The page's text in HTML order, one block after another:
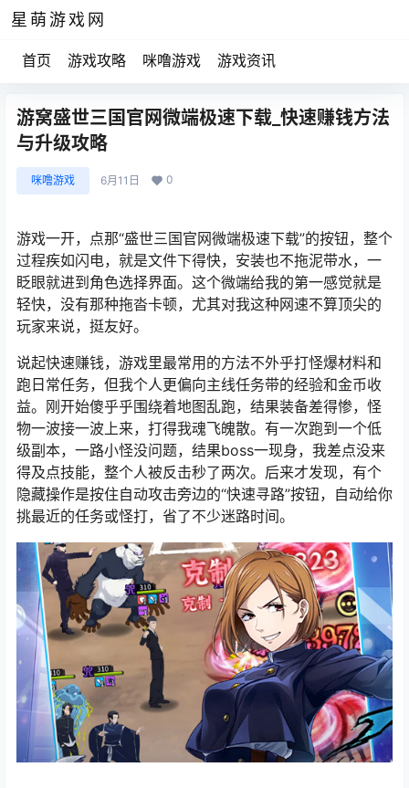
星萌游戏网
首页 游戏攻略 咪噜游戏 游戏资讯
游窝盛世三国官网微端极速下载_快速赚钱方法
与升级攻略
咪噜游戏 6月11日 0
游戏一开，点那“盛世三国官网微端极速下载”的按钮，整个
过程疾如闪电，就是文件下得快，安装也不拖泥带水，一
眨眼就进到角色选择界面。这个微端给我的第一感觉就是
轻快，没有那种拖沓卡顿，尤其对我这种网速不算顶尖的
玩家来说，挺友好。
说起快速赚钱，游戏里最常用的方法不外乎打怪爆材料和
跑日常任务，但我个人更偏向主线任务带的经验和金币收
益。刚开始傻乎乎围绕着地图乱跑，结果装备差得惨，怪
物一波接一波上来，打得我魂飞魄散。有一次跑到一个低
级副本，一路小怪没问题，结果boss一现身，我差点没来
得及点技能，整个人被反击秒了两次。后来才发现，有个
隐藏操作是按住自动攻击旁边的“快速寻路”按钮，自动给你
挑最近的任务或怪打，省了不少迷路时间。